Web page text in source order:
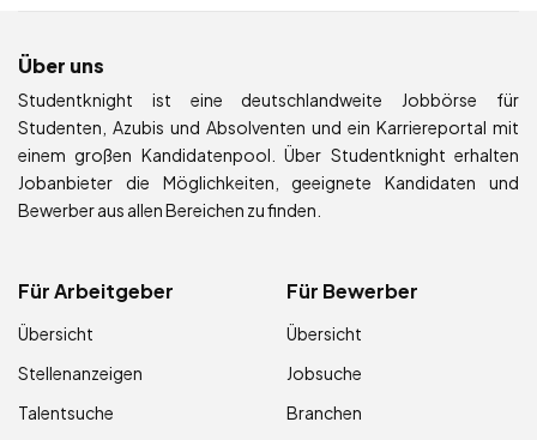
Über uns
Studentknight ist eine deutschlandweite Jobbörse für
Studenten, Azubis und Absolventen und ein Karriereportal mit
einem großen Kandidatenpool. Über Studentknight erhalten
Jobanbieter die Möglichkeiten, geeignete Kandidaten und
Bewerber aus allen Bereichen zu finden.
Für Arbeitgeber
Übersicht
Stellenanzeigen
Talentsuche
Für Bewerber
Übersicht
Jobsuche
Branchen